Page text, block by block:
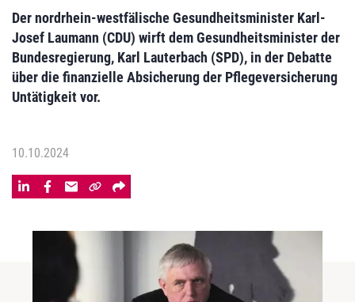
Der nordrhein-westfälische Gesundheitsminister Karl-
Josef Laumann (CDU) wirft dem Gesundheitsminister der
Bundesregierung, Karl Lauterbach (SPD), in der Debatte
über die finanzielle Absicherung der Pflegeversicherung
Untätigkeit vor.
10.10.2024